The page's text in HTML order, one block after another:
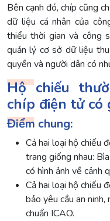
Bên cạnh đó, chíp cũng
dữ liệu cá nhân của
thiểu thời gian và công
quản lý cơ sở dữ liệu
quyền và người dân có
Hộ chiếu
chíp điện tử có
Điểm chung:
Cả hai loại hộ chiếu
trang giống nhau:
có hình ảnh về cảnh
Cả hai loại hộ chiếu
bảo yêu cầu an
chuẩn ICAO.